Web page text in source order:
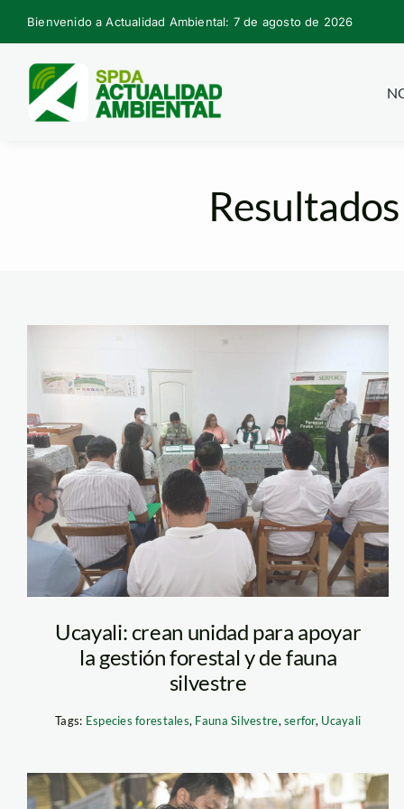
Skip
to
content
Bienvenido a Actualidad Ambiental: 7 de agosto de 2026
Ucayali-serfor
Ucayali: crean unidad para apoyar
la gestión forestal y de fauna
silvestre
Tags: Especies forestales, Fauna Silvestre,serfor, Ucayali
Otra actividad que
fortaleciendo- es la
Algunos habitantes
apostando por la
cacao, plátano,
es tener productos
marca libre de químicos.